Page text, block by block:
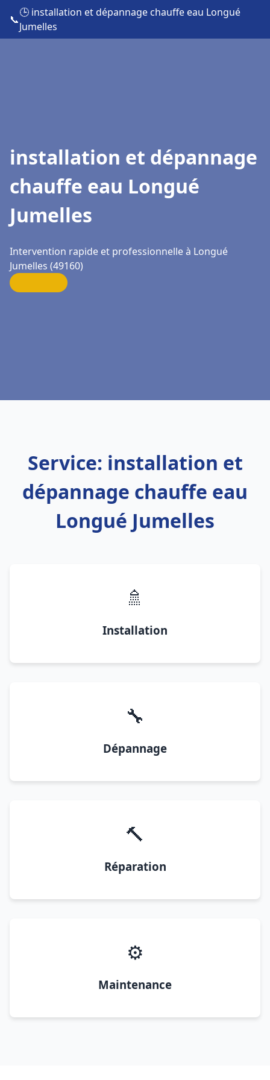
📞
🕒 installation et dépannage chauffe eau Longué
Jumelles
installation et dépannage
chauffe eau Longué
Jumelles
Intervention rapide et professionnelle à Longué
Jumelles (49160)
Service: installation et
dépannage chauffe eau
Longué Jumelles
🚿
Installation
🔧
Dépannage
🔨
Réparation
⚙️
Maintenance